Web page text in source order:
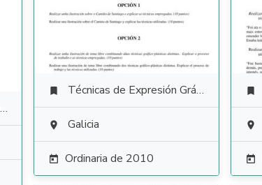
 Técnicas de Expresión Gráfico Plástica
 Galicia
 Ordinaria de 2010


